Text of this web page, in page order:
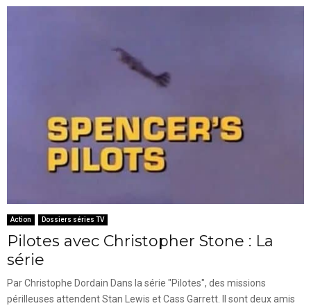
Action Dossiers séries TV
Pilotes avec Christopher Stone : La
série
Par Christophe Dordain Dans la série "Pilotes", des missions
périlleuses attendent Stan Lewis et Cass Garrett. Il sont deux amis